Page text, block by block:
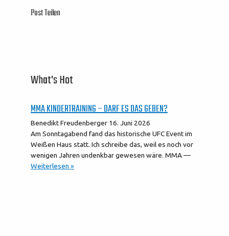
Post Teilen
What's Hot
MMA KINDERTRAINING – DARF ES DAS GEBEN?
Benedikt Freudenberger 16. Juni 2026
Am Sonntagabend fand das historische UFC Event im
Weißen Haus statt. Ich schreibe das, weil es noch vor
wenigen Jahren undenkbar gewesen wäre. MMA —
Weiterlesen »